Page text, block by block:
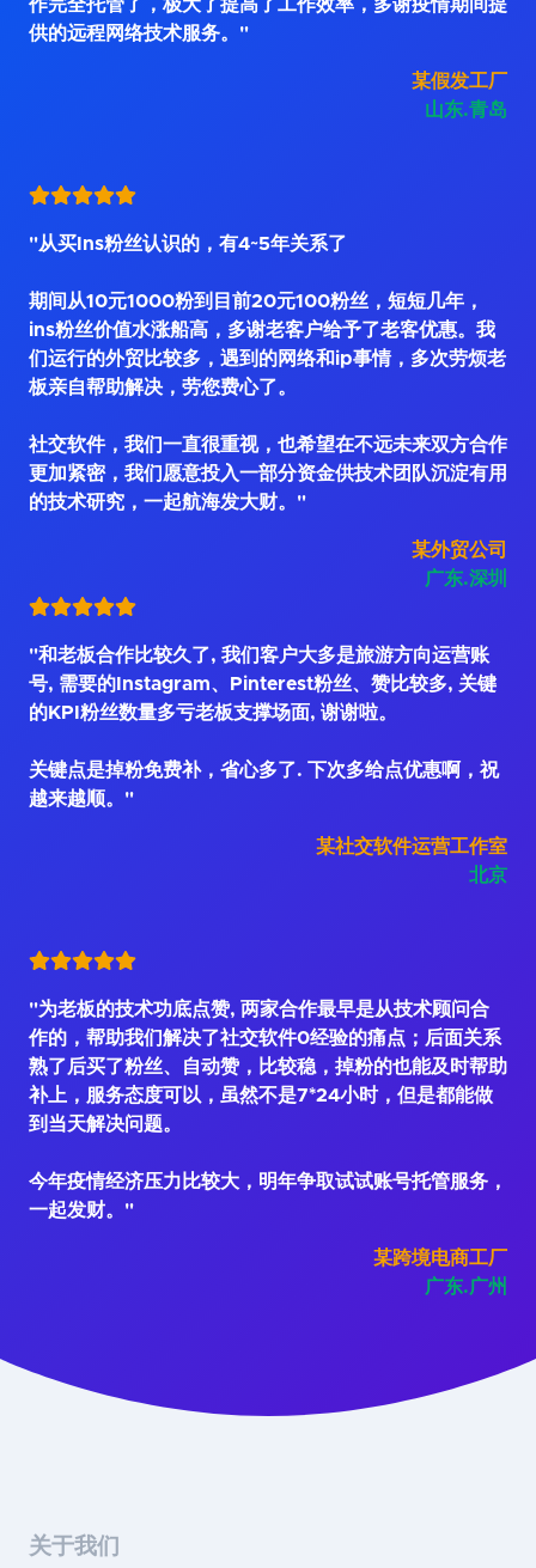
作完全托管了，极大了提高了工作效率，多谢疫情期间提
供的远程网络技术服务。"
某假发工厂
山东.青岛
"从买Ins粉丝认识的，有4~5年关系了
期间从10元1000粉到目前20元100粉丝，短短几年，
ins粉丝价值水涨船高，多谢老客户给予了老客优惠。我
们运行的外贸比较多，遇到的网络和ip事情，多次劳烦老
板亲自帮助解决，劳您费心了。
社交软件，我们一直很重视，也希望在不远未来双方合作
更加紧密，我们愿意投入一部分资金供技术团队沉淀有用
的技术研究，一起航海发大财。"
某外贸公司
广东.深圳
"和老板合作比较久了, 我们客户大多是旅游方向运营账
号, 需要的Instagram、Pinterest粉丝、赞比较多, 关键
的KPI粉丝数量多亏老板支撑场面, 谢谢啦。
关键点是掉粉免费补，省心多了. 下次多给点优惠啊，祝
越来越顺。"
某社交软件运营工作室
北京
"为老板的技术功底点赞, 两家合作最早是从技术顾问合
作的，帮助我们解决了社交软件0经验的痛点；后面关系
熟了后买了粉丝、自动赞，比较稳，掉粉的也能及时帮助
补上，服务态度可以，虽然不是7*24小时，但是都能做
到当天解决问题。
今年疫情经济压力比较大，明年争取试试账号托管服务，
一起发财。"
某跨境电商工厂
广东.广州
关于我们